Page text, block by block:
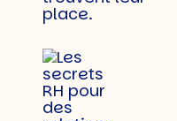
place.